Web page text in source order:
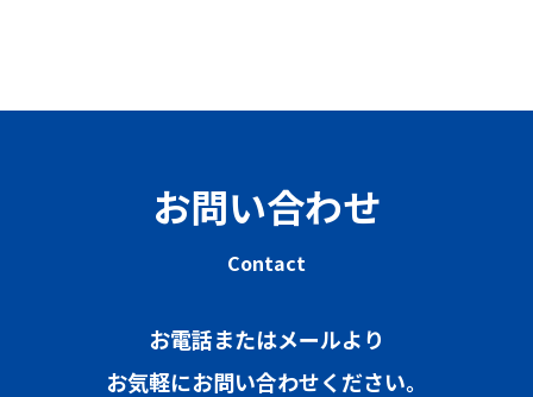
お問い合わせ
Contact
お電話またはメールより
お気軽にお問い合わせください。